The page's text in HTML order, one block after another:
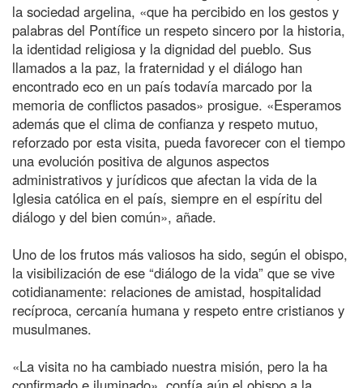
la sociedad argelina, «que ha percibido en los gestos y
palabras del Pontífice un respeto sincero por la historia,
la identidad religiosa y la dignidad del pueblo. Sus
llamados a la paz, la fraternidad y el diálogo han
encontrado eco en un país todavía marcado por la
memoria de conflictos pasados» prosigue. «Esperamos
además que el clima de confianza y respeto mutuo,
reforzado por esta visita, pueda favorecer con el tiempo
una evolución positiva de algunos aspectos
administrativos y jurídicos que afectan la vida de la
Iglesia católica en el país, siempre en el espíritu del
diálogo y del bien común», añade.
Uno de los frutos más valiosos ha sido, según el obispo,
la visibilización de ese “diálogo de la vida” que se vive
cotidianamente: relaciones de amistad, hospitalidad
recíproca, cercanía humana y respeto entre cristianos y
musulmanes.
«La visita no ha cambiado nuestra misión, pero la ha